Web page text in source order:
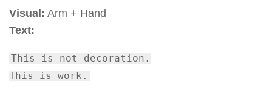
Visual: Arm + Hand
Text:
This is not
decoration.
This
is work .